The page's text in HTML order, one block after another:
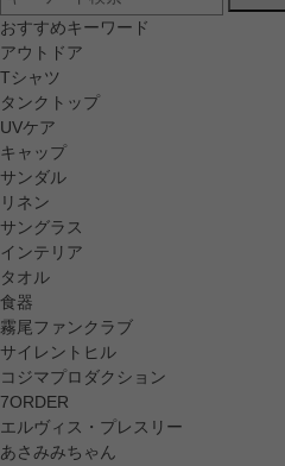
おすすめキーワード
アウトドア
Tシャツ
タンクトップ
UVケア
キャップ
サンダル
リネン
サングラス
インテリア
タオル
食器
霧尾ファンクラブ
サイレントヒル
コジマプロダクション
7ORDER
エルヴィス・プレスリー
あさみみちゃん